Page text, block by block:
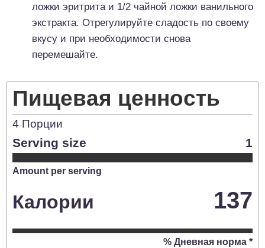
ложки эритрита и 1/2 чайной ложки ванильного
экстракта. Отрегулируйте сладость по своему
вкусу и при необходимости снова
перемешайте.
Пищевая ценность
4 Порции
Serving size 1
Amount per serving
Калории 137
% Дневная норма *